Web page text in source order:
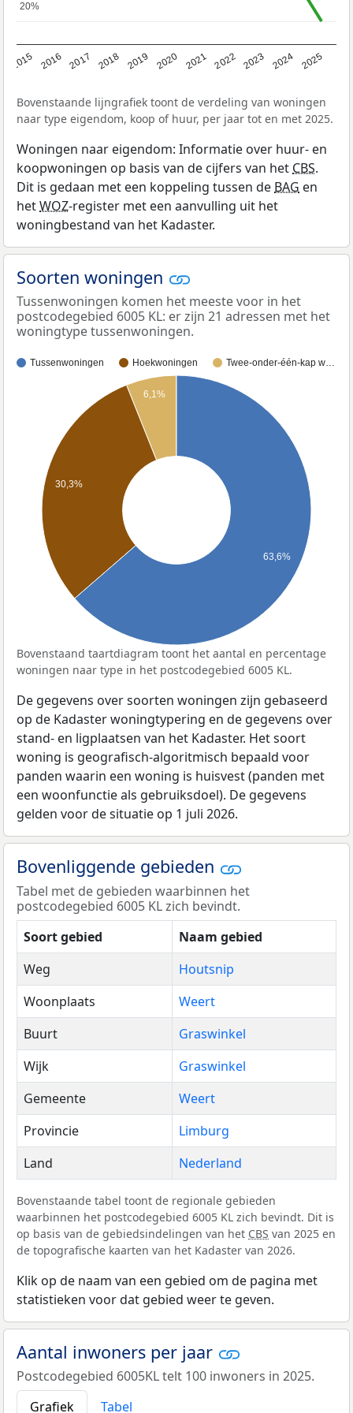
2015 2016 2017 2018 2019 2020 2021 2022 2023 2024 2025
20%
20%
Bovenstaande lijngrafiek toont de verdeling van woningen
naar type eigendom, koop of huur, per jaar tot en met 2025.
Woningen naar eigendom: Informatie over huur- en
koopwoningen op basis van de cijfers van het CBS.
Dit is gedaan met een koppeling tussen de BAG en
hetWOZ-register met een aanvulling uit het
woningbestand van het Kadaster.
Soorten woningen
Tussenwoningen komen het meeste voor in het
postcodegebied 6005 KL: er zijn 21 adressen met het
woningtype tussenwoningen.
Tussenwoningen Hoekwoningen Twee-onder-één-kap w…
6,1%
30,3%
63,6%
Bovenstaand taartdiagram toont het aantal en percentage
woningen naar type in het postcodegebied 6005 KL.
De gegevens over soorten woningen zijn gebaseerd
op de Kadaster woningtypering en de gegevens over
stand- en ligplaatsen van het Kadaster. Het soort
woning is geografisch-algoritmisch bepaald voor
panden waarin een woning is huisvest (panden met
een woonfunctie als gebruiksdoel). De gegevens
gelden voor de situatie op 1 juli 2026.
Bovenliggende gebieden
Tabel met de gebieden waarbinnen het
postcodegebied 6005 KL zich bevindt.
Soort gebied
Naam gebied
Weg
Houtsnip
Woonplaats
Weert
Buurt
Graswinkel
Wijk
Graswinkel
Gemeente
Weert
Provincie
Limburg
Land
Nederland
Bovenstaande tabel toont de regionale gebieden
waarbinnen het postcodegebied 6005 KL zich bevindt. Dit is
op basis van de gebiedsindelingen van het CBS van 2025 en
de topografische kaarten van het Kadaster van 2026.
Klik op de naam van een gebied om de pagina met
statistieken voor dat gebied weer te geven.
Aantal inwoners per jaar
Postcodegebied 6005KL telt 100 inwoners in 2025.
Grafiek
Tabel